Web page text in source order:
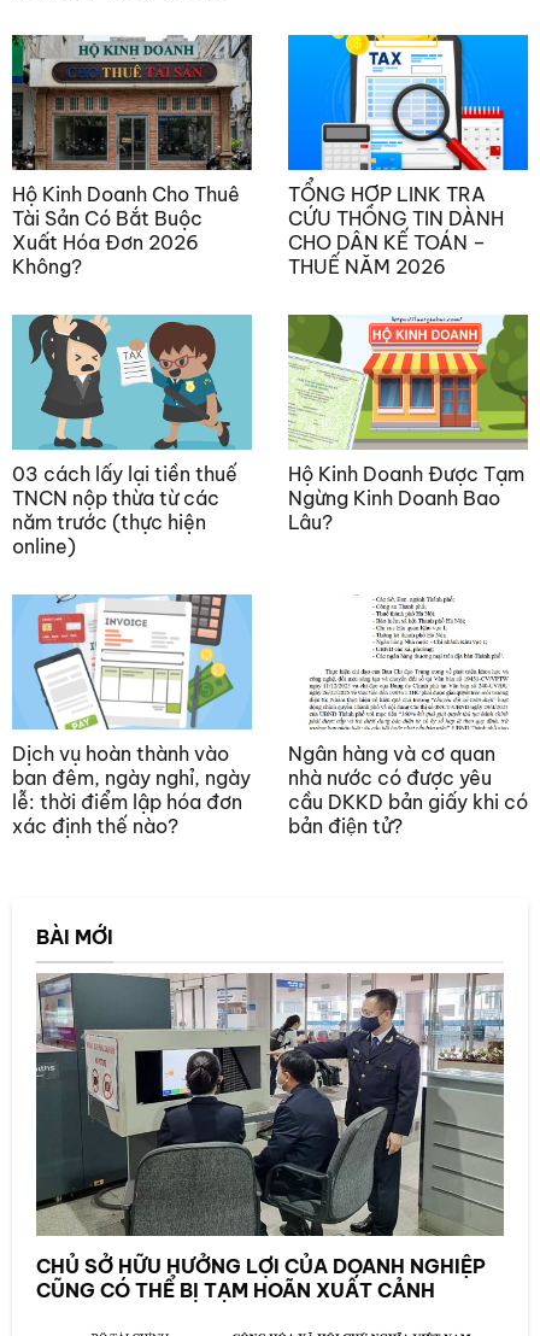
Hộ Kinh Doanh Cho Thuê
Tài Sản Có Bắt Buộc
Xuất Hóa Đơn 2026
Không?
TỔNG HỢP LINK TRA
CỨU THÔNG TIN DÀNH
CHO DÂN KẾ TOÁN –
THUẾ NĂM 2026
03 cách lấy lại tiền thuế
TNCN nộp thừa từ các
năm trước (thực hiện
online)
Hộ Kinh Doanh Được Tạm
Ngừng Kinh Doanh Bao
Lâu?
Dịch vụ hoàn thành vào
ban đêm, ngày nghỉ, ngày
lễ: thời điểm lập hóa đơn
xác định thế nào?
Ngân hàng và cơ quan
nhà nước có được yêu
cầu DKKD bản giấy khi có
bản điện tử?
BÀI MỚI
CHỦ SỞ HỮU HƯỞNG LỢI CỦA DOANH NGHIỆP
CŨNG CÓ THỂ BỊ TẠM HOÃN XUẤT CẢNH